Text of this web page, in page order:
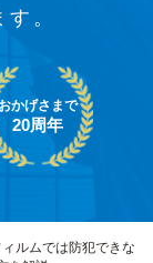
。
おかげさまで
20周年
ィルムでは防犯できな